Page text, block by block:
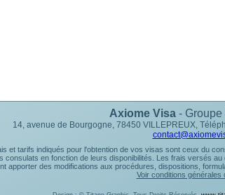
et tarifs indiqués pour l'obtention de vos visas sont ceux du
consulats en fonction de leurs disponibilités. Les frais versés
apporter des modifications aux procédures, dispositions,
Voir conditions générales
Axiome Visa- Groupe
14, avenue de Bourgogne, 78450 VILLEPREUX,